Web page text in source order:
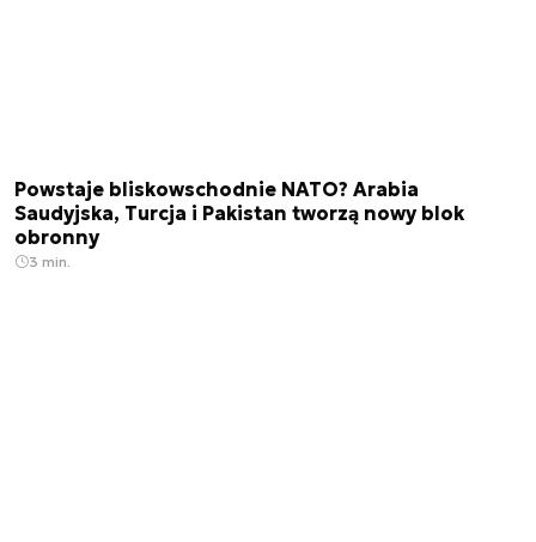
Powstaje bliskowschodnie NATO? Arabia
Saudyjska, Turcja i Pakistan tworzą nowy blok
obronny
3 min.